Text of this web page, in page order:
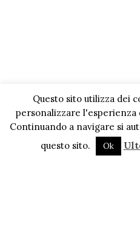
Questo sito utilizza dei
personalizzare
Continuando a navigare si
questo sito.
Ok